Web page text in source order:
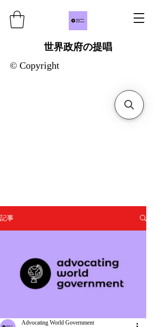
世界政府の提唱
© Copyright
記事
Advocating World Government